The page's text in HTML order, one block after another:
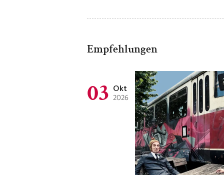
Empfehlungen
03 Okt
2026